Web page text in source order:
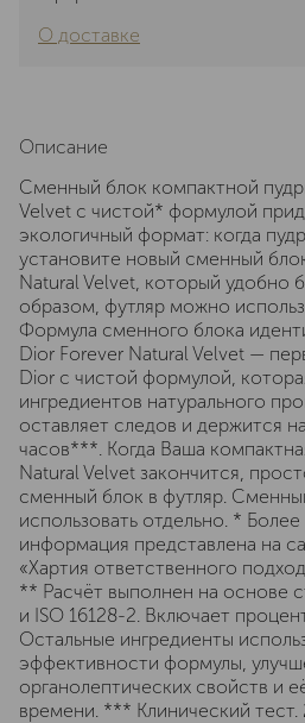
О доставке
Описание
Сменный блок компактной
Velvet с чистой* формулой
экологичный формат: когда
установите новый сменный
Natural Velvet, который удобно
образом, футляр можно
Формула сменного блока
Dior Forever Natural Velvet —
Dior с чистой формулой,
ингредиентов натурального
оставляет следов и держится
часов***. Когда Ваша
Natural Velvet закончится,
сменный блок в футляр.
использовать отдельно. *
информация представлена на
«Хартия ответственного
** Расчёт выполнен на основе
и ISO 16128-2. Включает
Остальные ингредиенты
эффективности формулы,
органолептических свойств и
времени. *** Клинический тест.